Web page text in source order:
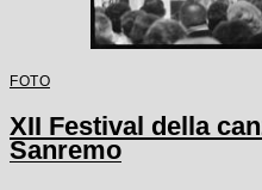
FOTO
XII Festival della
Sanremo